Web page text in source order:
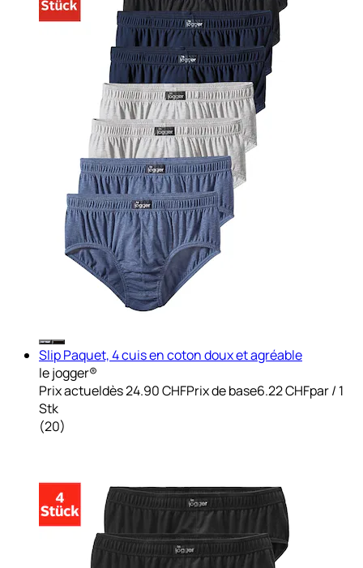
Slip Paquet, 4 cuis en coton doux et agréable
le jogger®
Prix actueldès24.90 CHFPrix de base6.22 CHFpar/ 1
Stk
(20)